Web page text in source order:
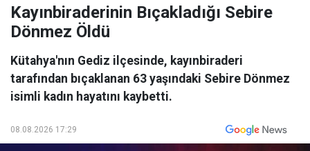
Kayınbiraderinin Bıçakladığı Sebire
Dönmez Öldü
Kütahya'nın Gediz ilçesinde, kayınbiraderi
tarafından bıçaklanan 63 yaşındaki Sebire Dönmez
isimli kadın hayatını kaybetti.
08.08.2026 17:29